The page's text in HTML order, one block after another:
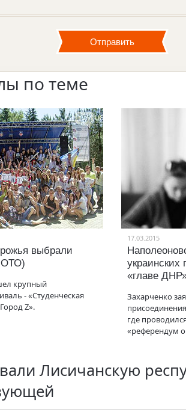
по теме
выбрали
крупный
- «Студенческая
Z».
17.03.2015
украинских
«главе
Захарченко
где
«референдум
Лисичанскую